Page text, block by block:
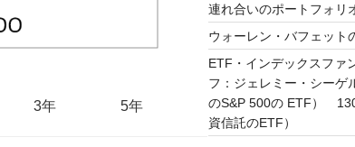
3年 5年
連れ合いのポートフォ
ウォーレン・バフェット
ETF・インデックスファ
フ：ジェレミー・シー
のS&P 500の ETF）
資信託のETF）